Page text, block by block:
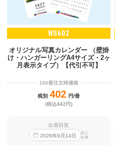
NS602
オリジナル写真カレンダー （壁掛
け・ハンガーリングA4サイズ・2ヶ
月表示タイプ）【代引不可】
100冊注文時価格
税別 402 円/冊
(税込442円)
出荷目安
2026年9 月14日
迄に
出荷